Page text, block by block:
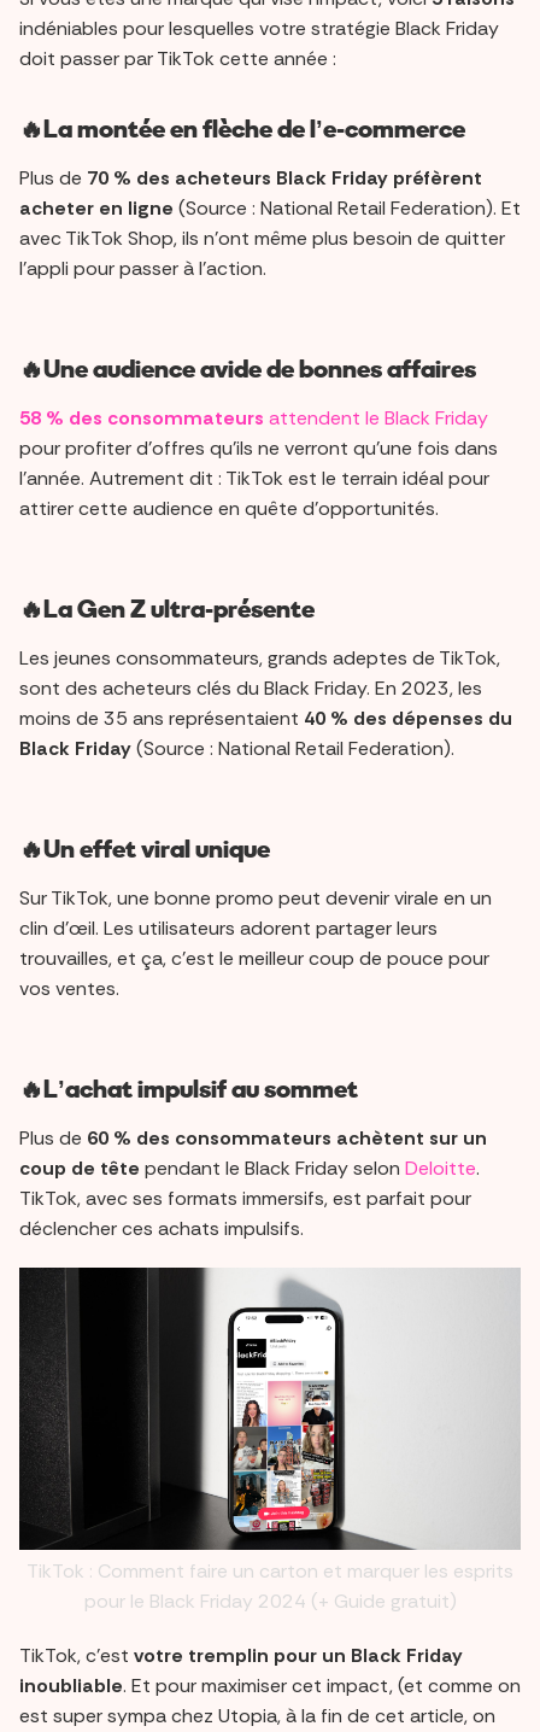
indéniables pour lesquelles votre stratégie Black Friday
doit passer par TikTok cette année :
🔥La montée en flèche de l’e-commerce
Plus de 70 % des acheteurs Black Friday préfèrent
acheter en ligne (Source : National Retail Federation). Et
avec TikTok Shop, ils n’ont même plus besoin de quitter
l’appli pour passer à l’action.
🔥Une audience avide de bonnes affaires
58 % des consommateurs attendent le Black Friday
pour profiter d'offres qu’ils ne verront qu’une fois dans
l’année. Autrement dit : TikTok est le terrain idéal pour
attirer cette audience en quête d'opportunités.
🔥La Gen Z ultra-présente
Les jeunes consommateurs, grands adeptes de TikTok,
sont des acheteurs clés du Black Friday. En 2023, les
moins de 35 ans représentaient 40 % des dépenses du
Black Friday(Source : National Retail Federation).
🔥Un effet viral unique
Sur TikTok, une bonne promo peut devenir virale en un
clin d’œil. Les utilisateurs adorent partager leurs
trouvailles, et ça, c’est le meilleur coup de pouce pour
vos ventes.
🔥L’achat impulsif au sommet
Plus de 60 % des consommateurs achètent sur un
coup de tête pendant le Black Friday selon Deloitte.
TikTok, avec ses formats immersifs, est parfait pour
déclencher ces achats impulsifs.
TikTok : Comment faire un carton et marquer les esprits
pour le Black Friday 2024 (+ Guide gratuit)
TikTok, c’est votre tremplin pour un Black Friday
inoubliable. Et pour maximiser cet impact, (et comme on
est super sympa chez Utopia, à la fin de cet article, on